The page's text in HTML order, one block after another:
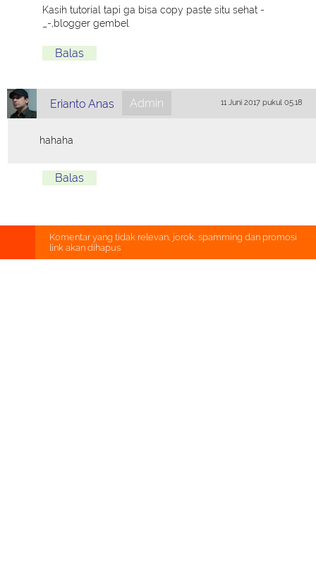
Kasih tutorial tapi ga bisa copy paste situ sehat -
_-,blogger gembel
Balas
Erianto Anas Admin 11 Juni 2017 pukul 05.18
hahaha
Balas
Komentar yang tidak relevan, jorok, spamming dan promosi
link akan dihapus